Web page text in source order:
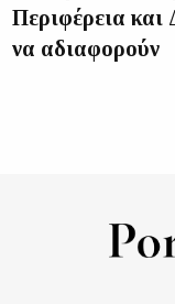
Περιφέρεια και
να αδιαφορούν